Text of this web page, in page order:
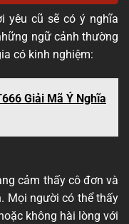
yêu cũ sẽ có ý nghĩa
ngữ cảnh thường
có kinh nghiệm:
Giải Mã Ý Nghĩa
cảm thấy cô đơn và
Mọi người có thể thấy
không hài lòng với